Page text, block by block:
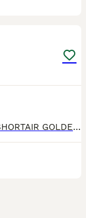
MONTA DE GATOS SEMENTAL BRITISH SHORTAIR GOLDEN. Pelaje dorado espectacular, ojos azules intensos y excelente tipo de raza. Pedigri completo, testado negativo PKD, FIV y FeLV. Temperamento dulce perfecto para camadas GOLDEN de calidad. TLFNO. 679971075 Número de Microchip: 90021500095466 Núcleo Zoológico: ES 281271000009